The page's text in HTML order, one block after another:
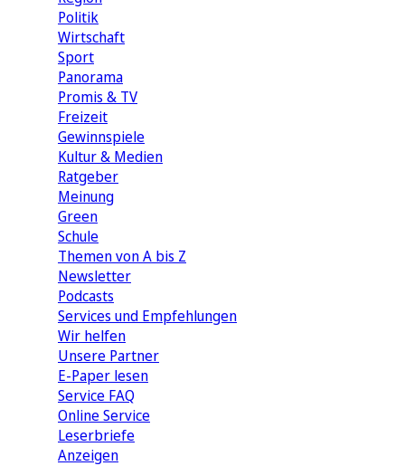
Politik
Wirtschaft
Sport
Panorama
Promis & TV
Freizeit
Gewinnspiele
Kultur & Medien
Ratgeber
Meinung
Green
Schule
Themen von A bis Z
Newsletter
Podcasts
Services und Empfehlungen
Wir helfen
Unsere Partner
E-Paper lesen
Service FAQ
Online Service
Leserbriefe
Anzeigen